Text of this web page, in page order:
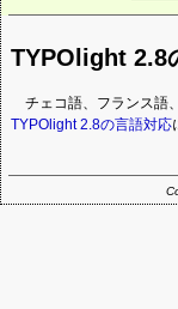
ペ
ー
TYPOlight 2.8
チェコ語、フランス語
TYPOlight 2.8の言語対応